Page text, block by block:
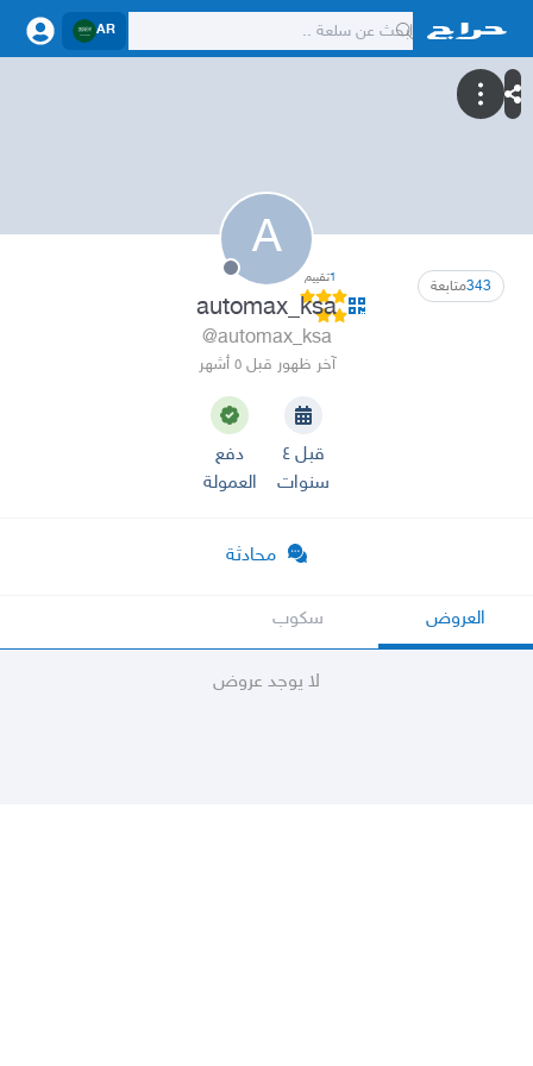
AR
A
343متابعة 1تقييم
automax_ksa
@automax_ksa
آخر ظهور قبل ٥ أشهر
قبل ٤
سنوات
دفع
العمولة
محادثة
العروض سكوب
لا يوجد عروض